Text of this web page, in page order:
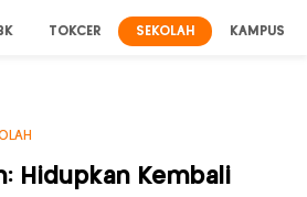
TOKCER SEKOLAH KAMPUS
Hidupkan Kembali